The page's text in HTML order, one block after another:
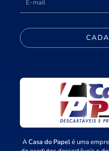
ACasa do Papelé uma